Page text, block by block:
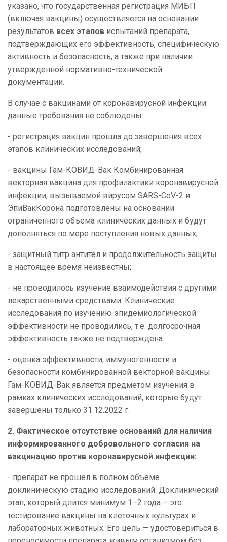
указано, что государственная регистрация МИБП
(включая вакцины) осуществляется на основании
результатов всех этапов испытаний препарата,
подтверждающих его эффективность, специфическую
активность и безопасность, а также при наличии
утвержденной нормативно-технической
документации.
В случае с вакцинами от коронавирусной инфекции
данные требования не соблюдены:
- регистрация вакцин прошла до завершения всех
этапов клинических исследований;
- вакцины Гам-КОВИД-Вак Комбинированная
векторная вакцина для профилактики коронавирусной
инфекции, вызываемой вирусом SARS-CoV-2 и
ЭпиВакКорона подготовлены на основании
ограниченного объема клинических данных и будут
дополняться по мере поступления новых данных;
- защитный титр антител и продолжительность защиты
в настоящее время неизвестны;
- не проводилось изучение взаимодействия с другими
лекарственными средствами. Клинические
исследования по изучению эпидемиологической
эффективности не проводились, т.е. долгосрочная
эффективность также не подтверждена.
- оценка эффективности, иммуногенности и
безопасности комбинированной векторной вакцины
Гам-КОВИД-Вак является предметом изучения в
рамках клинических исследований, которые будут
завершены только 31.12.2022 г.
2. Фактическое отсутствие оснований для наличия
информированного добровольного согласия на
вакцинацию против коронавирусной инфекции:
- препарат не прошел в полном объеме
доклиническую стадию исследований. Доклинический
этап, который длится минимум 1–2 года – это
тестирование вакцины на клеточных культурах и
лабораторных животных. Его цель — удостовериться в